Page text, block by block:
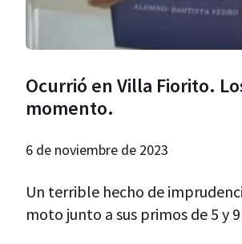
Ocurrió en Villa Fiorito.
momento.
6 de noviembre de 2023
Un terrible hecho de
moto junto a sus primos de 5